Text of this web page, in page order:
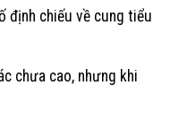
định chiếu về cung tiểu
chưa cao, nhưng khi